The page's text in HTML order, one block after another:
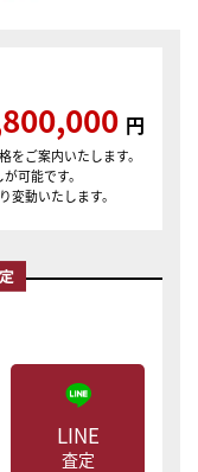
円
ご案内いたします。
可能です。
動いたします。
LINE
査定